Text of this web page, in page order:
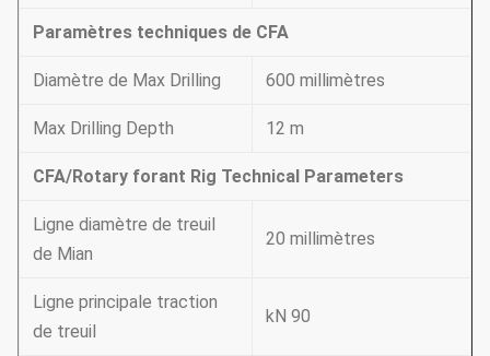
Paramètres techniques de CFA
Diamètre de Max Drilling 600 millimètres
Max Drilling Depth 12 m
CFA/Rotary forant Rig Technical Parameters
Ligne diamètre de treuil
de Mian
20 millimètres
Ligne principale traction
de treuil
kN 90